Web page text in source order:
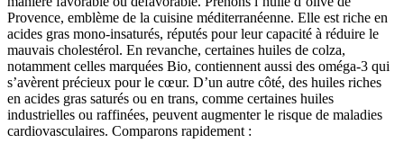
Provence, emblème de la cuisine méditerranéenne. Elle est riche en
acides gras mono-insaturés, réputés pour leur capacité à réduire le
mauvais cholestérol. En revanche, certaines huiles de colza,
notamment celles marquées Bio, contiennent aussi des oméga-3 qui
s’avèrent précieux pour le cœur. D’un autre côté, des huiles riches
en acides gras saturés ou en trans, comme certaines huiles
industrielles ou raffinées, peuvent augmenter le risque de maladies
cardiovasculaires. Comparons rapidement :